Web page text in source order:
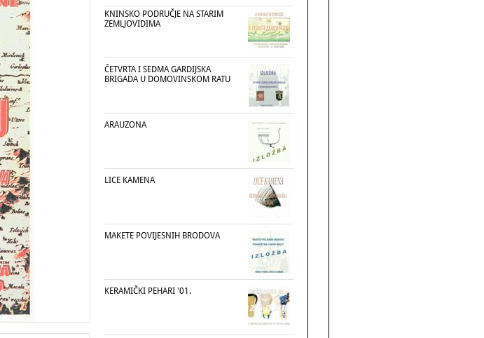
KNINSKO PODRUČJE NA STARIM
ZEMLJOVIDIMA
ČETVRTA I SEDMA GARDIJSKA
BRIGADA U DOMOVINSKOM RATU
ARAUZONA
LICE KAMENA
MAKETE POVIJESNIH BRODOVA
KERAMIČKI PEHARI '01.